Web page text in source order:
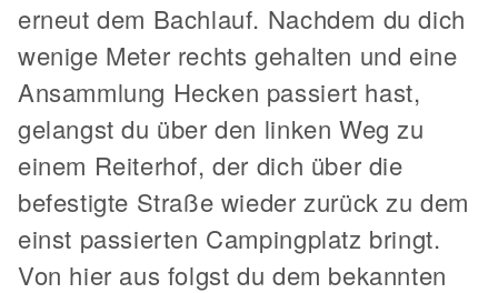
erneut dem Bachlauf. Nachdem du dich
wenige Meter rechts gehalten und eine
Ansammlung Hecken passiert hast,
gelangst du über den linken Weg zu
einem Reiterhof, der dich über die
befestigte Straße wieder zurück zu dem
einst passierten Campingplatz bringt.
Von hier aus folgst du dem bekannten